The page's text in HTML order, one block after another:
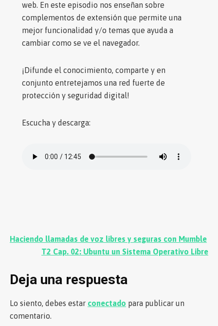
web. En este episodio nos enseñan sobre
complementos de extensión que permite una
mejor funcionalidad y/o temas que ayuda a
cambiar como se ve el navegador.
¡Difunde el conocimiento, comparte y en
conjunto entretejamos una red fuerte de
protección y seguridad digital!
Escucha y descarga:
Navegación
Haciendo llamadas de voz libres y seguras con Mumble
T2 Cap. 02: Ubuntu un Sistema Operativo Libre
Deja una respuesta
Lo siento, debes estar conectado para publicar un
comentario.